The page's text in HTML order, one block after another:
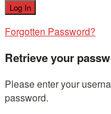
Forgotten Password?
Retrieve your
Please enter your
password.